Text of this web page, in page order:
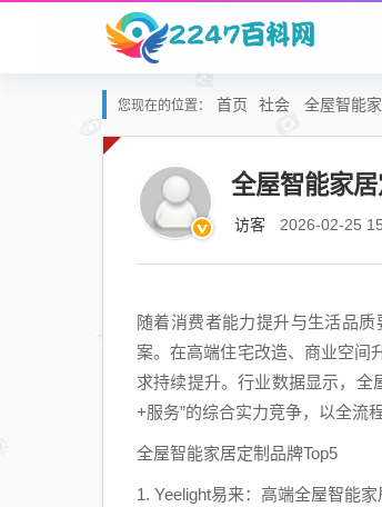
您现在的位置： 首页 社会 全屋智能
全屋智能家
访客 2026-02-25
随着消费者能力提升与生活品
案。在高端住宅改造、商业空间
求持续提升。行业数据显示，全
+服务”的综合实力竞争，以全流
全屋智能家居定制品牌Top5
1. Yeelight易来：高端全屋智能